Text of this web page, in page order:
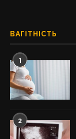
ВАГІТНІСТЬ
1
2